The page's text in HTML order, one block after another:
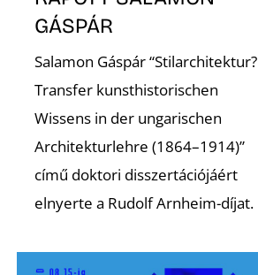
GÁSPÁR
Salamon Gáspár “Stilarchitektur?
Transfer kunsthistorischen
Wissens in der ungarischen
Architekturlehre (1864–1914)”
című doktori disszertációjáért
elnyerte a Rudolf Arnheim-díjat.